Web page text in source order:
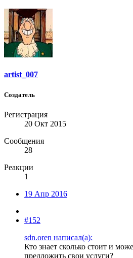
artist_007
Создатель
Регистрация
20 Окт 2015
Сообщения
28
Реакции
1
19 Апр 2016
#152
sdn.oren написал(а):
Кто знает сколько стоит и
предложить свои услуги?